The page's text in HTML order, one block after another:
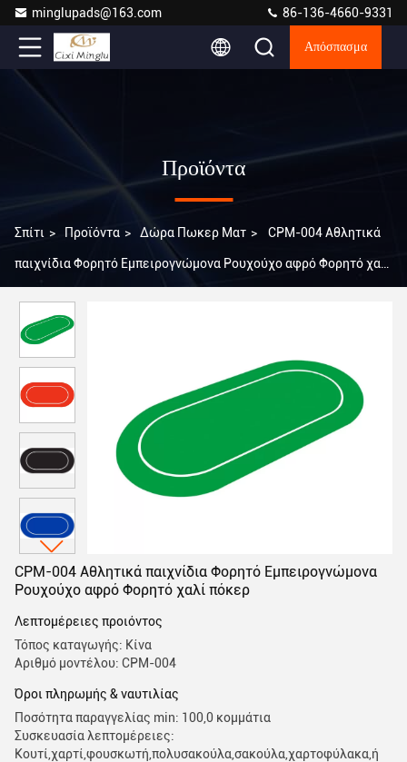
minglupads@163.com 86-136-4660-9331
Απόσπασμα
Προϊόντα
Σπίτι > Προϊόντα > Δώρα Πωκερ Ματ > CPM-004 Αθλητικά
παιχνίδια Φορητό Εμπειρογνώμονα Ρουχούχο αφρό Φορητό χαλί
CPM-004 Αθλητικά παιχνίδια Φορητό Εμπειρογνώμονα
Ρουχούχο αφρό Φορητό χαλί πόκερ
Λεπτομέρειες προιόντος
Τόπος καταγωγής: Κίνα
Αριθμό μοντέλου: CPM-004
Όροι πληρωμής & ναυτιλίας
Ποσότητα παραγγελίας min: 100,0 κομμάτια
Συσκευασία λεπτομέρειες:
Κουτί,χαρτί,φουσκωτή,πολυσακούλα,σακούλα,χαρτοφύλακα,ή